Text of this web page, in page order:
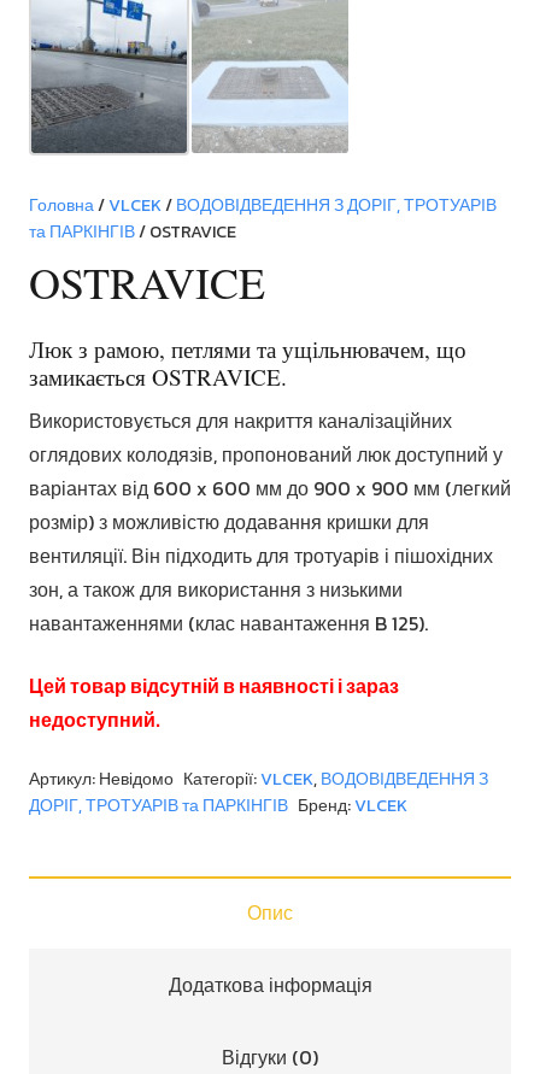
Головна/VLCEK/ВОДОВІДВЕДЕННЯ З ДОРІГ, ТРОТУАРІВ
та ПАРКІНГІВ/ OSTRAVICE
OSTRAVICE
Люк з рамою, петлями та ущільнювачем, що
замикається OSTRAVICE.
Використовується для накриття каналізаційних
оглядових колодязів, пропонований люк доступний у
варіантах від 600 x 600 мм до 900 x 900 мм (легкий
розмір) з можливістю додавання кришки для
вентиляції. Він підходить для тротуарів і пішохідних
зон, а також для використання з низькими
навантаженнями (клас навантаження B 125).
Цей товар відсутній в наявності і зараз
недоступний.
Артикул:Невідомо Категорії:VLCEK,ВОДОВІДВЕДЕННЯ З
ДОРІГ, ТРОТУАРІВ та ПАРКІНГІВ Бренд:VLCEK
Опис
Додаткова інформація
Відгуки (0)